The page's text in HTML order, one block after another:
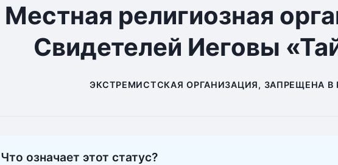
Местная религиозная
Свидетелей Иеговы
ЭКСТРЕМИСТСКАЯ ОРГАНИЗАЦИЯ, ЗАПРЕЩЕНА В
Что означает этот статус?